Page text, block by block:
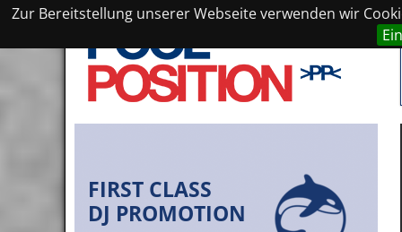
Zur Bereitstellung unserer Webseite verwenden wir
FIRST CLASS
DJ PROMOTION